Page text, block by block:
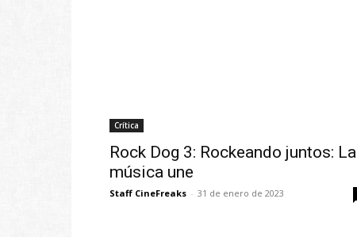
Crítica
Rock Dog 3: Rockeando juntos: La
música une
Staff CineFreaks - 31 de enero de 2023